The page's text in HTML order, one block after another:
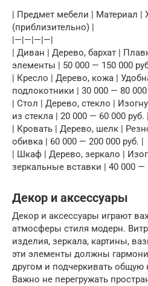
| Предмет мебели | Материал |
(приблизительно) |
|—|—|—|—|
| Диван | Дерево, бархат |
элементы | 50 000 — 150 000 руб.
| Кресло | Дерево, кожа |
подлокотники | 30 000 — 80 000
| Стол | Дерево, стекло |
из стекла | 20 000 — 60 000 руб. |
| Кровать | Дерево, шелк |
обивка | 60 000 — 200 000 руб. |
| Шкаф | Дерево, зеркало |
зеркальные вставки | 40 000 —
Декор и аксессуары
Декор и аксессуары играют
атмосферы стиля модерн.
изделия, зеркала, картины,
эти элементы должны
другом и подчеркивать общую
Важно не перегружать